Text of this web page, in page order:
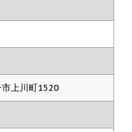
上川町1520